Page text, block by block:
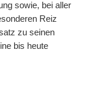
sowie, bei aller
Reiz
zu seinen
bis heute